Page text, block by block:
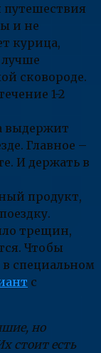
путешествия
и не
курица,
сковороде.
1-2
выдержит
Главное –
И держать в
продукт,
трещин,
Чтобы
специальном
с
но
стоит есть